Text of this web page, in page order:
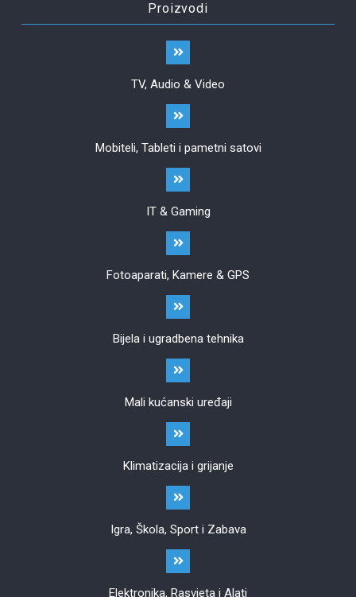
Proizvodi
TV, Audio & Video
Mobiteli, Tableti i pametni satovi
IT & Gaming
Fotoaparati, Kamere & GPS
Bijela i ugradbena tehnika
Mali kućanski uređaji
Klimatizacija i grijanje
Igra, Škola, Sport i Zabava
Elektronika, Rasvjeta i Alati